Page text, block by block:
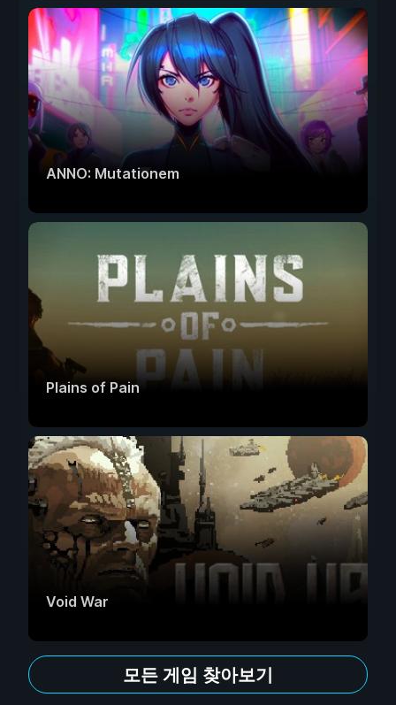
ANNO: Mutationem
Plains of Pain
Void War
모든 게임 찾아보기